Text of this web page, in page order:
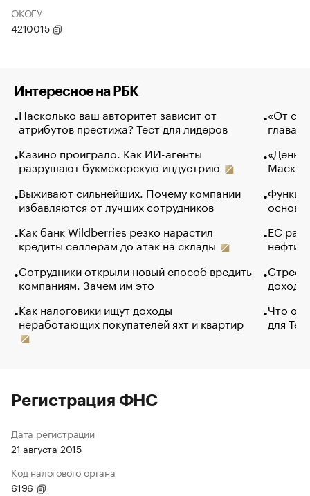
ОКОГУ
4210015
Интересное на РБК
Насколько ваш авторитет зависит от
атрибутов престижа? Тест для лидеров
Казино проиграло. Как ИИ-агенты
разрушают букмекерскую индустрию
Выживают сильнейших. Почему компании
избавляются от лучших сотрудников
Как банк Wildberries резко нарастил
кредиты селлерам до атак на склады
Сотрудники открыли новый способ вредить
компаниям. Зачем им это
Как налоговики ищут доходы
неработающих покупателей яхт и квартир
«От
глава
Маск в
основ
ЕС
нефти
Что
для
Регистрация ФНС
Дата регистрации
21 августа 2015
Код налогового органа
6196